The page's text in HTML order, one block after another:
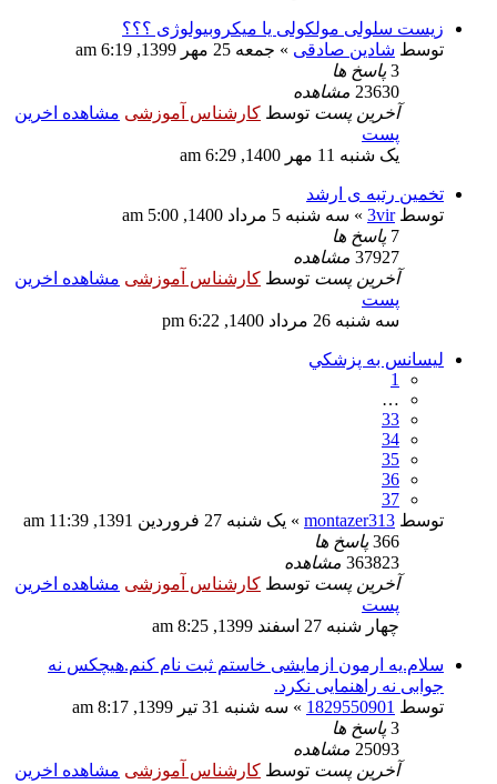
زیست سلولی مولکولی یا میکروبیولوژی ؟؟؟
توسط شادین صادقی » جمعه 25 مهر 1399, 6:19 am
3 پاسخ ها
23630 مشاهده
آخرین پست توسط کارشناس آموزشی مشاهده اخرین
پست
یک شنبه 11 مهر 1400, 6:29 am
تخمین رتبه ی ارشد
توسط3vir » سه شنبه 5 مرداد 1400, 5:00 am
7 پاسخ ها
37927 مشاهده
آخرین پست توسط کارشناس آموزشی مشاهده اخرین
پست
سه شنبه 26 مرداد 1400, 6:22 pm
ليسانس به پزشكي
1
…
33
34
35
36
37
توسط montazer313 » یک شنبه 27 فروردین 1391, 11:39 am
366 پاسخ ها
363823 مشاهده
آخرین پست توسط کارشناس آموزشی مشاهده اخرین
پست
چهار شنبه 27 اسفند 1399, 8:25 am
سلام.یه ارمون ازمایشی خاستم ثبت نام کنم.هیچکس نه
جوابی نه راهنمایی نکرد.
توسط 1829550901 » سه شنبه 31 تیر 1399, 8:17 am
3 پاسخ ها
25093 مشاهده
آخرین پست توسط کارشناس آموزشی مشاهده اخرین